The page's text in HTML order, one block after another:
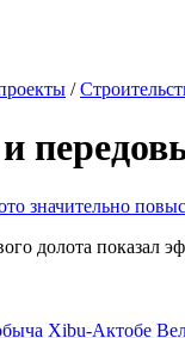
/
значительно
долота показал
Xibu-Актобе